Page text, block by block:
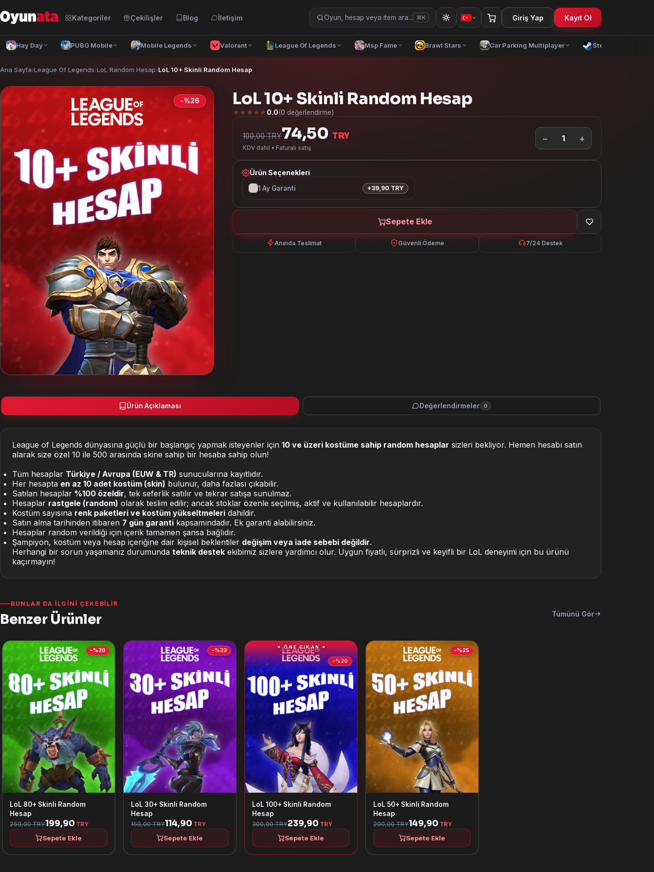
Kategoriler Çekilişler Blog İletişim Oyun, hesap veya item ara... ⌘K Giriş Yap Kayıt Ol
Hay Day PUBG Mobile Mobile Legends Valorant League Of Legends Msp Fame Brawl Stars Car Parking Multiplayer Steam
Türkçe— TRY
Azərbaycan dili— AZN
O'zbek tili— UZS
— TMT
— GEL
English — USD
Français — EUR
— EUR
— USD
Ana Sayfa›League Of Legends›LoL Random Hesap›LoL 10+ Skinli Random Hesap
-%26 LoL 10+ Skinli Random Hesap
0.0(0 değerlendirme)
100,00 TRY74,50 TRY
KDV dahil • Faturalı satış
− 1 +
Ürün Seçenekleri
1 Ay Garanti +39,90 TRY
Sepete Ekle
Anında Teslimat Güvenli Ödeme 7/24 Destek
Ürün Açıklaması Değerlendirmeler 0
League of Legends dünyasına güçlü bir başlangıç yapmak isteyenler için 10 ve üzeri kostüme sahip random hesaplar sizleri bekliyor. Hemen hesabı satın
alarak size özel 10 ile 500 arasında skine sahip bir hesaba sahip olun!
Tüm hesaplar Türkiye / Avrupa (EUW & TR) sunucularına kayıtlıdır.
Her hesapta en az 10 adet kostüm (skin) bulunur, daha fazlası çıkabilir.
Satılan hesaplar %100 özeldir, tek seferlik satılır ve tekrar satışa sunulmaz.
Hesaplar rastgele (random) olarak teslim edilir; ancak stoklar özenle seçilmiş, aktif ve kullanılabilir hesaplardır.
Kostüm sayısına renk paketleri ve kostüm yükseltmeleri dahildir.
Satın alma tarihinden itibaren 7 gün garanti kapsamındadır. Ek garanti alabilirsiniz.
Hesaplar random verildiği için içerik tamamen şansa bağlıdır.
Şampiyon, kostüm veya hesap içeriğine dair kişisel beklentiler değişim veya iade sebebi değildir.
Herhangi bir sorun yaşamanız durumunda teknik destek ekibimiz sizlere yardımcı olur. Uygun fiyatlı, sürprizli ve keyifli bir LoL deneyimi için bu ürünü
kaçırmayın!
BUNLAR DA İLGINI ÇEKEBILIR
Benzer Ürünler Tümünü Gör
-%20
LoL 80+ Skinli Random
Hesap
250,00 TRY199,90TRY
Sepete Ekle
-%23
LoL 30+ Skinli Random
Hesap
150,00 TRY114,90TRY
Sepete Ekle
-%20
✦ ÖNE ÇIKAN ✦
LoL 100+ Skinli Random
Hesap
300,00 TRY239,90 TRY
Sepete Ekle
-%25
LoL 50+ Skinli Random
Hesap
200,00 TRY149,90 TRY
Sepete Ekle